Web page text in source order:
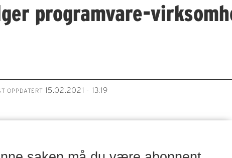
programvare-
OPPDATERT 15.02.2021 - 13:19